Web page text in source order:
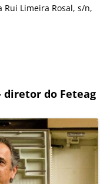
Rui Limeira Rosal, s/n,
diretor do Feteag